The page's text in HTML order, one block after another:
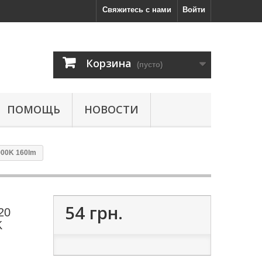
Войти
Свяжитесь с нами
Корзина (пусто)
ПОМОЩЬ НОВОСТИ
160lm
54 грн.